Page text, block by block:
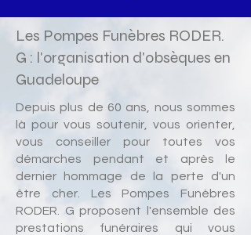
Les Pompes Funèbres RODER.
G : l'organisation d'obsèques en
Guadeloupe
Depuis plus de 60 ans, nous sommes
là pour vous soutenir, vous orienter,
vous conseiller pour toutes vos
démarches pendant et après le
dernier hommage de la perte d'un
être cher. Les Pompes Funèbres
RODER. G proposent l'ensemble des
prestations funéraires qui vous